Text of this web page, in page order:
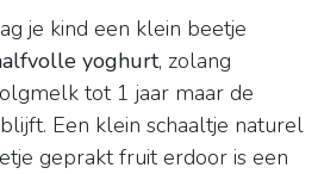
je kind een klein beetje
yoghurt, zolang
tot 1 jaar maar de
Een klein schaaltje naturel
geprakt fruit erdoor is een